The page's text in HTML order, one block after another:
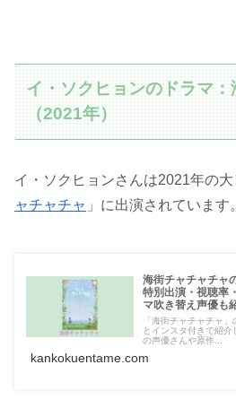
イ・ソクヒョンのドラマ
（2021年）
イ・ソクヒョンさんは2021年の大
ャチャチャ 」に出演されています。
海街チャチャチャ
特別出演・視聴率
マ吹き替え声優も
「海街チャチャチャ
とインスタ付きで紹介
の声優さんや原作...
kankokuentame.com